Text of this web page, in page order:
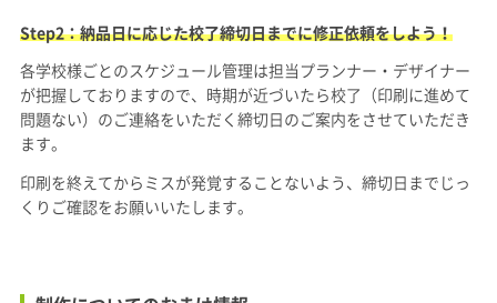
Step2：納品日に応じた校了締切日までに修正依頼をしよう！
各学校様ごとのスケジュール管理は担当プランナー・デザイナー
が把握しておりますので、時期が近づいたら校了（印刷に進めて
問題ない）のご連絡をいただく締切日のご案内をさせていただき
ます。
印刷を終えてからミスが発覚することないよう、締切日までじっ
くりご確認をお願いいたします。